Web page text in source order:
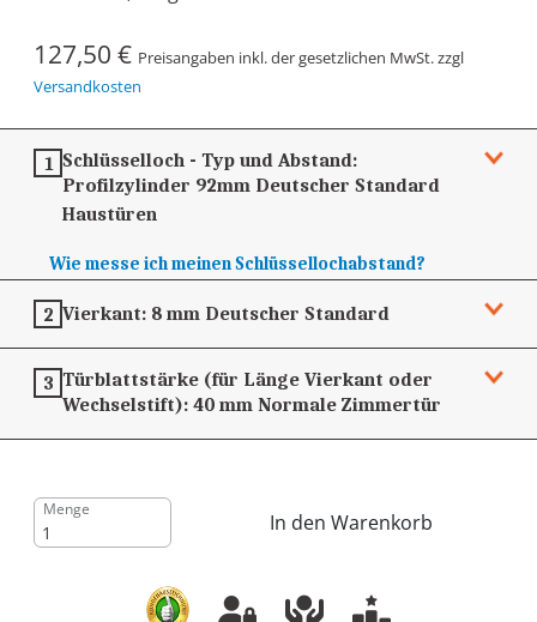
127,50 € Preisangaben inkl. der gesetzlichen MwSt. zzgl
Versandkosten
1 Schlüsselloch - Typ und Abstand:
Profilzylinder 92mm Deutscher Standard
Haustüren
Wie messe ich meinen Schlüssellochabstand?
2 Vierkant: 8 mm Deutscher Standard
3 Türblattstärke (für Länge Vierkant oder
Wechselstift):40 mm Normale Zimmertür
Menge
In den Warenkorb